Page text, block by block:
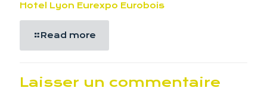
Hotel Lyon Eurexpo Eurobois
Read more
Laisser un commentaire